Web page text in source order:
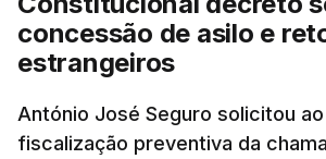
eliminar sobreposições e garantir
chegam a quem mais necessita,
um passo na direção certa",
Presidente da República.
concessão de asilo e
estrangeiros
António José Seguro solicitou ao
fiscalização preventiva da